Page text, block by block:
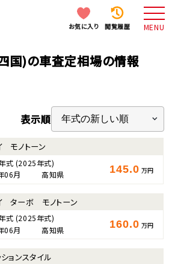
お気に入り 閲覧履歴 MENU
国)の車査定相場の情報
表示順
モノトーン
式 (2025年式)
06月 高知県 145.0 万円
ターボ モノトーン
式 (2025年式)
06月 高知県 160.0 万円
ョンスタイル